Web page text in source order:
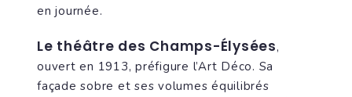
en journée.
Le théâtre des Champs-Élysées,
ouvert en 1913, préfigure l’Art Déco. Sa
façade sobre et ses volumes équilibrés